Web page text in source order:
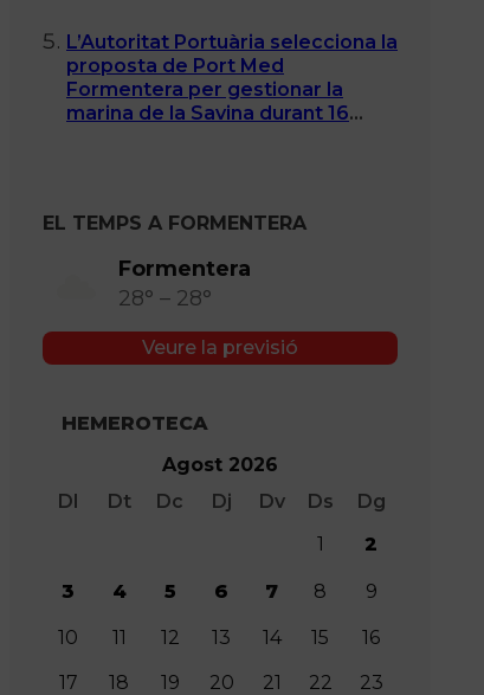
L’Autoritat Portuària selecciona la
proposta de Port Med
Formentera per gestionar la
marina de la Savina durant 16
EL TEMPS A FORMENTERA
Formentera
28° – 28°
Veure la previsió
HEMEROTECA
Agost 2026
Dl
Dt Dc Dj Dv Ds
Dg
1
2
3 4 5 6 7 8 9
10 11 12 13 14 15
16
17
18 19 20 21 22
23